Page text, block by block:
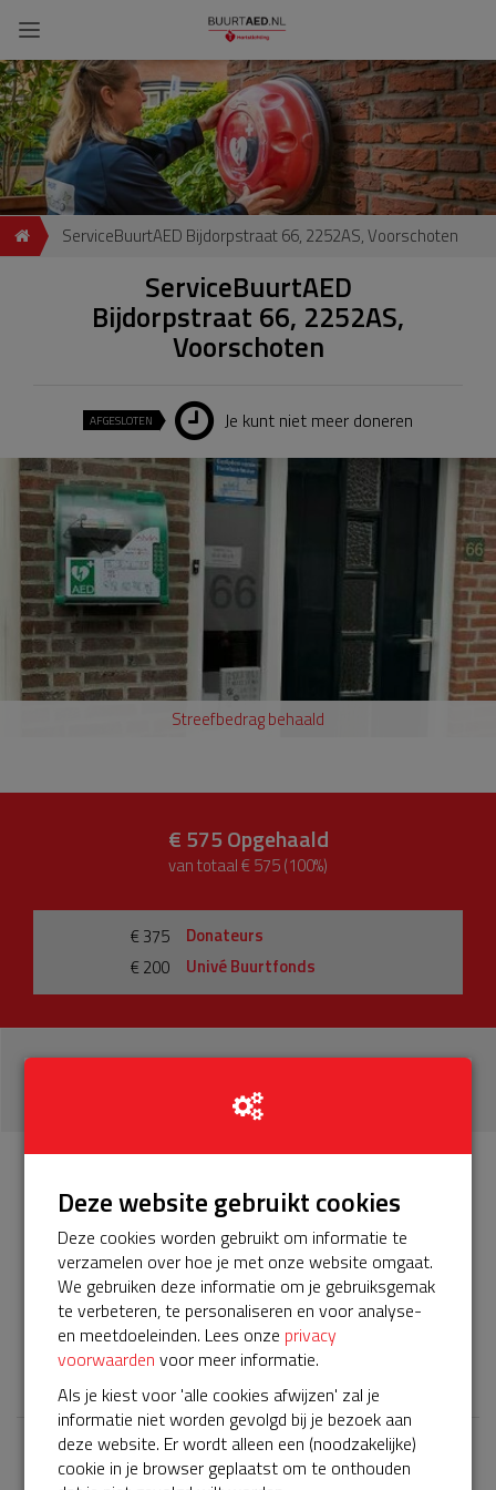
ServiceBuurtAED Bijdorpstraat 66, 2252AS, Voorschoten
ServiceBuurtAED
Bijdorpstraat 66, 2252AS,
Voorschoten
AFGESLOTEN Je kunt niet meer doneren
Streefbedrag behaald
€ 575Opgehaald
van totaal € 575 (100%)
€ 375
Donateurs
€ 200
Univé Buurtfonds
23
donaties
Info Donateurs 23
Het servicepakket van onze BuurtAED verloopt bijna en
moet worden verlengd, zodat onze AED gebruiksklaar
blijft. Help je mee? Doneer voor ons servicepakket!
𝕏
Laatste donaties
Deze website gebruikt cookies
Deze cookies worden gebruikt om informatie te
verzamelen over hoe je met onze website omgaat.
We gebruiken deze informatie om je gebruiksgemak
te verbeteren, te personaliseren en voor analyse-
en meetdoeleinden. Lees onze privacy
voorwaarden voor meer informatie.
Als je kiest voor 'alle cookies afwijzen' zal je
informatie niet worden gevolgd bij je bezoek aan
deze website. Er wordt alleen een (noodzakelijke)
cookie in je browser geplaatst om te onthouden